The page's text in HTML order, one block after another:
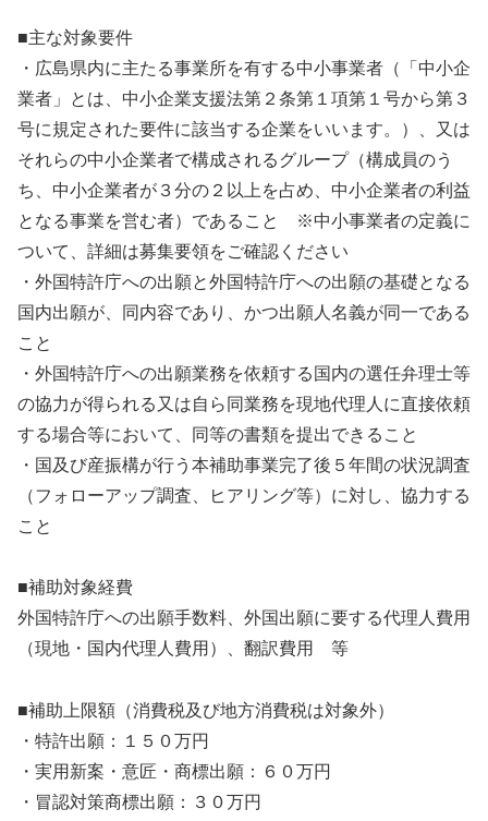
■主な対象要件
・広島県内に主たる事業所を有する中小事業者（「中小企
業者」とは、中小企業支援法第２条第１項第１号から第３
号に規定された要件に該当する企業をいいます。）、又は
それらの中小企業者で構成されるグループ（構成員のう
ち、中小企業者が３分の２以上を占め、中小企業者の利益
となる事業を営む者）であること ※中小事業者の定義に
ついて、詳細は募集要領をご確認ください
・外国特許庁への出願と外国特許庁への出願の基礎となる
国内出願が、同内容であり、かつ出願人名義が同一である
こと
・外国特許庁への出願業務を依頼する国内の選任弁理士等
の協力が得られる又は自ら同業務を現地代理人に直接依頼
する場合等において、同等の書類を提出できること
・国及び産振構が行う本補助事業完了後５年間の状況調査
（フォローアップ調査、ヒアリング等）に対し、協力する
こと
■補助対象経費
外国特許庁への出願手数料、外国出願に要する代理人費用
（現地・国内代理人費用）、翻訳費用 等
■補助上限額（消費税及び地方消費税は対象外）
・特許出願：１５０万円
・実用新案・意匠・商標出願：６０万円
・冒認対策商標出願：３０万円